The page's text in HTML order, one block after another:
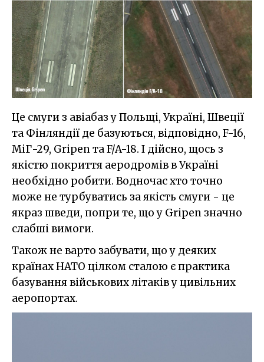
Це смуги з авіабаз у Польщі, Україні, Швеції
та Фінляндії де базуються, відповідно, F-16,
МіГ-29, Gripen та F/A-18. І дійсно, щось з
якістю покриття аеродромів в Україні
необхідно робити. Водночас хто точно
можe не турбуватись за якість смуги - це
якраз шведи, попри те, що у Gripen значно
слабші вимоги.
Також не варто забувати, що у деяких
країнах НАТО цілком сталою є практика
базування військових літаків у цивільних
аеропортах.